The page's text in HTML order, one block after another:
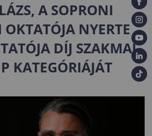
A SOPRONI
OKTATÓJA NYERTE
DÍJ SZAKMAI
KATEGÓRIÁJÁT